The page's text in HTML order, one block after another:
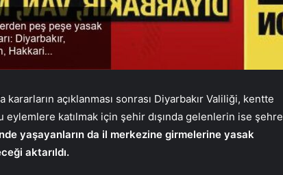
kararların açıklanması sonrası Diyarbakır Valiliği, kentte
eylemlere katılmak için şehir dışında gelenlerin ise şehre
yaşayanların da il merkezine girmelerine yasak
aktarıldı.